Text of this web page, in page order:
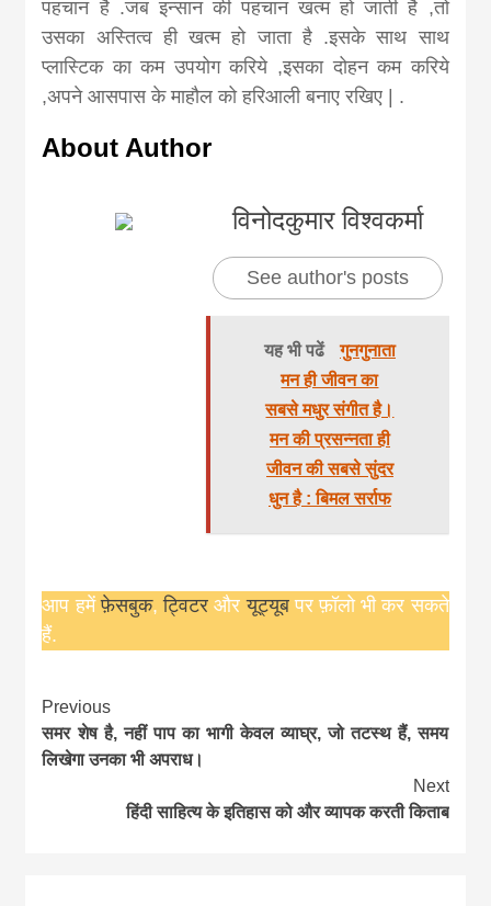
पहचान है .जब इन्सान की पहचान खत्म हो जाती है ,तो
उसका अस्तित्व ही खत्म हो जाता है .इसके साथ साथ
प्लास्टिक का कम उपयोग करिये ,इसका दोहन कम करिये
,अपने आसपास के माहौल को हरिआली बनाए रखिए | .
About Author
विनोदकुमार विश्वकर्मा
See author's posts
यह भी पढें
गुनगुनाता
मन ही जीवन का
सबसे मधुर संगीत है।
मन की प्रसन्नता ही
जीवन की सबसे सुंदर
धुन है : बिमल सर्राफ
आप हमेंफ़ेसबुक,ट्विटरऔरयूट्यूबपर फ़ॉलो भी कर सकते
हैं.
Continue
Reading
Previous
समर शेष है, नहीं पाप का भागी केवल व्याघ्र, जो तटस्थ हैं, समय
लिखेगा उनका भी अपराध।
Next
हिंदी साहित्य के इतिहास को और व्यापक करती किताब